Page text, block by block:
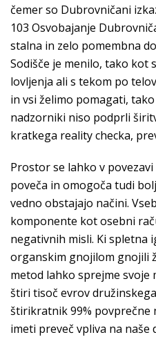
čemer so Dubrovničani
103 Osvobajanje
stalna in zelo pomembna
Sodišče je menilo, tako kot
lovljenja ali s tekom po
in vsi želimo pomagati,
nadzorniki niso podprli
kratkega reality checka,
Prostor se lahko v
poveča in omogoča tudi
vedno obstajajo načini.
komponente kot osebni
negativnih misli. Ki spletna
organskim gnojilom gnojili
metod lahko sprejme svoje
štiri tisoč evrov
štirikratnik 99% povprečne
imeti preveč vpliva na naše